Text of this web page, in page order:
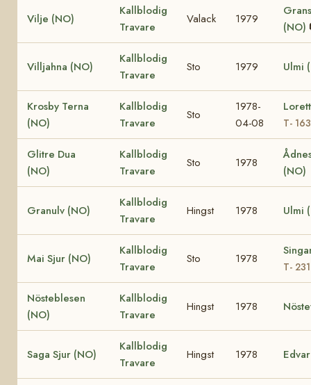
Vilje (NO)
Kallblodig
Travare
Valack 1979
(NO)
Villjahna (NO)
Kallblodig
Travare
Sto 1979 Ulmi
Krosby Terna
(NO)
Kallblodig
Travare
Sto
1978-
04-08
T-
Glitre Dua
(NO)
Kallblodig
Travare
Sto 1978
(NO)
Granulv (NO)
Kallblodig
Travare
Hingst 1978 Ulmi
Mai Sjur (NO)
Kallblodig
Travare
Sto 1978
T-
Nösteblesen
(NO)
Kallblodig
Travare
Hingst 1978
Saga Sjur (NO)
Kallblodig
Travare
Hingst 1978